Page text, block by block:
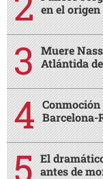
en el
Muere
Atlántida
Barcelona-
El
antes de